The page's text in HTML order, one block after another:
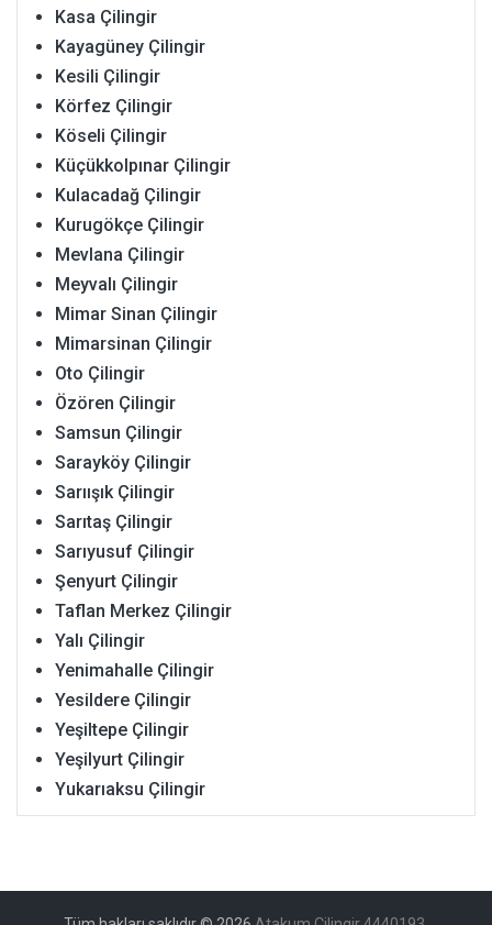
Kasa Çilingir
Kayagüney Çilingir
Kesili Çilingir
Körfez Çilingir
Köseli Çilingir
Küçükkolpınar Çilingir
Kulacadağ Çilingir
Kurugökçe Çilingir
Mevlana Çilingir
Meyvalı Çilingir
Mimar Sinan Çilingir
Mimarsinan Çilingir
Oto Çilingir
Özören Çilingir
Samsun Çilingir
Sarayköy Çilingir
Sarıışık Çilingir
Sarıtaş Çilingir
Sarıyusuf Çilingir
Şenyurt Çilingir
Taflan Merkez Çilingir
Yalı Çilingir
Yenimahalle Çilingir
Yesildere Çilingir
Yeşiltepe Çilingir
Yeşilyurt Çilingir
Yukarıaksu Çilingir